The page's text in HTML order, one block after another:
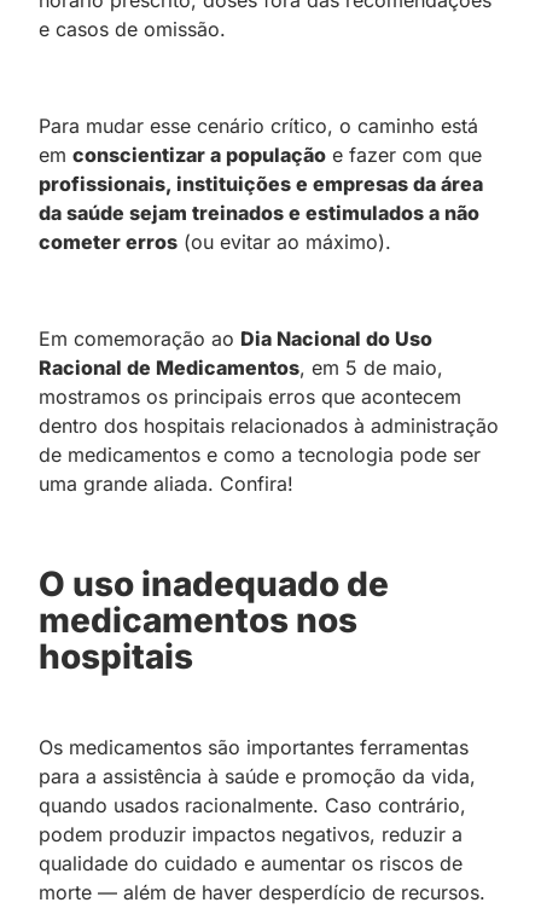
e casos de omissão.
Para mudar esse cenário crítico, o caminho está
em conscientizar a população e fazer com que
profissionais, instituições e empresas da área
da saúde sejam treinados e estimulados a não
cometer erros (ou evitar ao máximo).
Em comemoração ao Dia Nacional do Uso
Racional de Medicamentos, em 5 de maio,
mostramos os principais erros que acontecem
dentro dos hospitais relacionados à administração
de medicamentos e como a tecnologia pode ser
uma grande aliada. Confira!
O uso inadequado de
medicamentos nos
hospitais
Os medicamentos são importantes ferramentas
para a assistência à saúde e promoção da vida,
quando usados racionalmente. Caso contrário,
podem produzir impactos negativos, reduzir a
qualidade do cuidado e aumentar os riscos de
morte — além de haver desperdício de recursos.